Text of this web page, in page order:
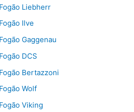
Liebherr
Ilve
Gaggenau
DCS
Bertazzoni
Wolf
Viking